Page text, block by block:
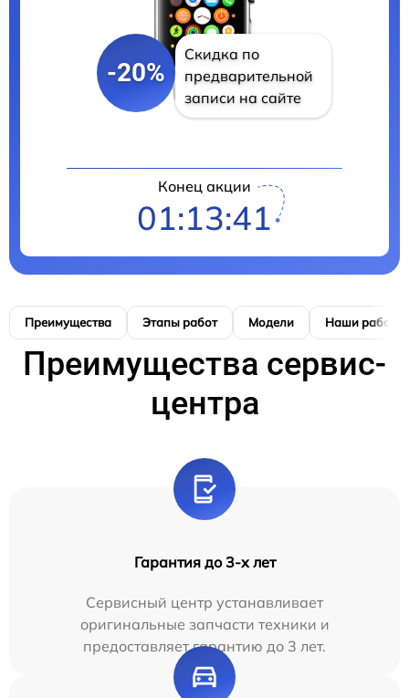
-20%
Скидка по
предварительной
записи на сайте
Конец акции
01:13:40
Преимущества Этапы работ Модели Наши работы
Преимущества сервис-
центра
Гарантия до 3-х лет
Сервисный центр устанавливает
оригинальные запчасти техники и
предоставляет гарантию до 3 лет.